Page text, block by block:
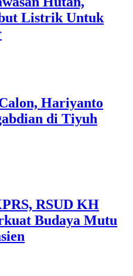
Listrik Untuk
Hariyanto
di Tiyuh
RSUD KH
Budaya Mutu